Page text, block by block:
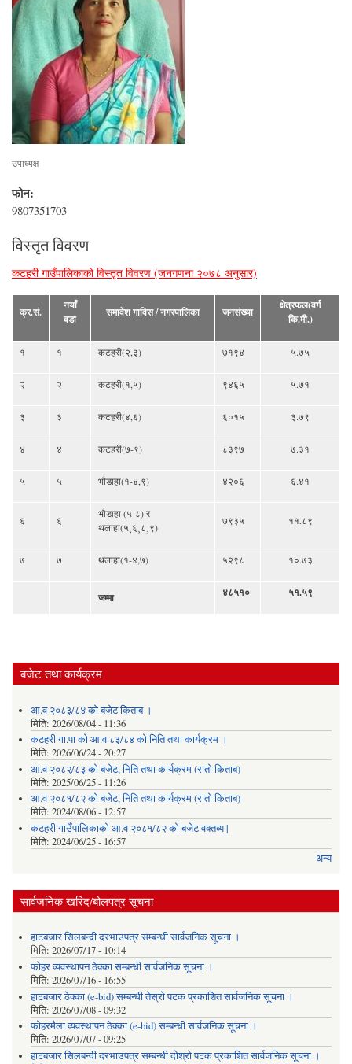
उपाध्यक्ष
फोन:
9807351703
विस्तृत विवरण
कटहरी गाउँपालिकाको विस्तृत विवरण (जनगणना २०७८ अनुसार)
क्र.सं.
नयाँ
वडा
समावेश गाविस / नगरपालिका जनसंख्या
क्षेत्रफल(वर्ग
कि.मी.)
१ १ कटहरी(२,३) ७१९४ ५.७५
२ २ कटहरी(१,५) ९४६५ ५.७१
३ ३ कटहरी(४,६) ६०१५ ३.७९
४ ४ कटहरी(७-९) ८३९७ ७.३१
५ ५ भौडाहा(१-४,९) ४२०६ ६.४१
६ ६
भौडाहा (५-८) र
थलाहा(५¸६¸८¸९)
७९३५ ११.८९
७ ७ थलाहा(१-४,७) ५२९८ १०.७३
जम्मा ४८५१० ५१.५९
बजेट तथा कार्यक्रम
आ.व २०८३/८४ को बजेट किताब ।
मिति: 2026/08/04 - 11:36
कटहरी गा.पा को आ.व ८३/८४ को निति तथा कार्यक्रम ।
मिति: 2026/06/24 - 20:27
आ.व २०८२/८३ को बजेट, निति तथा कार्यक्रम (रातो किताब)
मिति: 2025/06/25 - 11:26
आ.व २०८१/८२ को बजेट, निति तथा कार्यक्रम (रातो किताब)
मिति: 2024/08/06 - 12:57
कटहरी गाउँपालिकाको आ.व २०८१/८२ को बजेट वक्तब्य |
मिति: 2024/06/25 - 16:57
अन्य
सार्वजनिक खरिद/बोलपत्र सूचना
हाटबजार सिलबन्दी दरभाउपत्र सम्बन्धी सार्वजनिक सूचना ।
मिति: 2026/07/17 - 10:14
फोहर व्यवस्थापन ठेक्का सम्बन्धी सार्वजनिक सूचना ।
मिति: 2026/07/16 - 16:55
हाटबजार ठेक्का (e-bid) सम्बन्धी तेस्रो पटक प्रकाशित सार्वजनिक सूचना ।
मिति: 2026/07/08 - 09:32
फोहरमैला व्यवस्थापन ठेक्का (e-bid) सम्बन्धी सार्वजनिक सूचना ।
मिति: 2026/07/07 - 09:25
हाटबजार सिलबन्दी दरभाउपत्र सम्बन्धी दोश्रो पटक प्रकाशित सार्वजनिक सूचना ।